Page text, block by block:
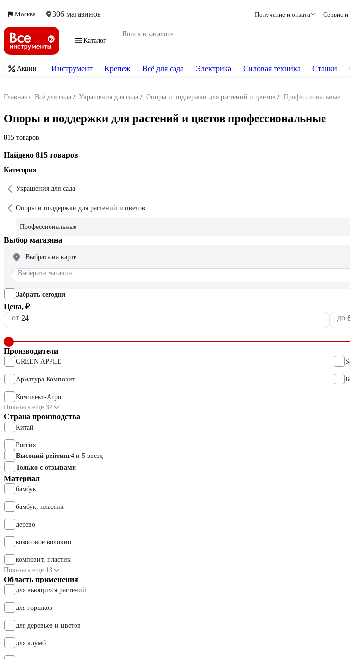
Москва 306 магазинов Получение и оплата Сервис и
Каталог
Акции Инструмент Крепеж Всё для сада Электрика Силовая техника Станки
Главная / Всё для сада / Украшения для сада / Опоры и поддержки для растений и цветов / Профессиональные
Опоры и поддержки для растений и цветов профессиональные
815 товаров
Найдено 815 товаров
Категория
Украшения для сада
Опоры и поддержки для растений и цветов
Профессиональные
Выбор магазина
Выбрать на карте
Выберите магазин
Забрать сегодня
Цена, ₽
от
до
Производители
GREEN APPLE
Арматура Композит
Комплект-Агро
Показать еще 32
Страна производства
Китай
Россия
Высокий рейтинг4 и 5 звезд
Только с отзывами
Материал
бамбук
бамбук, пластик
дерево
кокосовое волокно
композит, пластик
Показать еще 13
Область применения
для вьющихся растений
для горшков
для деревьев и цветов
для клумб